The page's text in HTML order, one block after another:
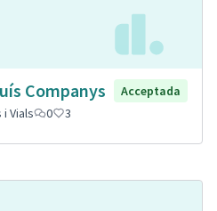
Companys
Acceptada
Vials 0 3